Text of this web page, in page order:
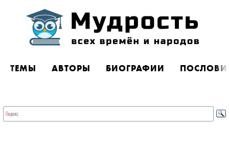
ТЕМЫ АВТОРЫ БИОГРАФИИ